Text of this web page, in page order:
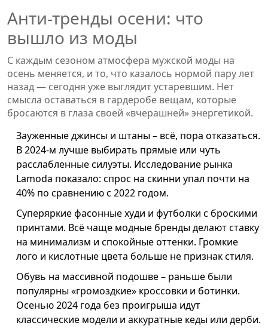
Анти-тренды осени: что
вышло из моды
С каждым сезоном атмосфера мужской моды на
осень меняется, и то, что казалось нормой пару лет
назад — сегодня уже выглядит устаревшим. Нет
смысла оставаться в гардеробе вещам, которые
бросаются в глаза своей «вчерашней» энергетикой.
Зауженные джинсы и штаны – всё, пора отказаться.
В 2024-м лучше выбирать прямые или чуть
расслабленные силуэты. Исследование рынка
Lamoda показало: спрос на скинни упал почти на
40% по сравнению с 2022 годом.
Суперяркие фасонные худи и футболки с броскими
принтами. Всё чаще модные бренды делают ставку
на минимализм и спокойные оттенки. Громкие
лого и кислотные цвета больше не признак стиля.
Обувь на массивной подошве – раньше были
популярны «громоздкие» кроссовки и ботинки.
Осенью 2024 года без проигрыша идут
классические модели и аккуратные кеды или дерби.